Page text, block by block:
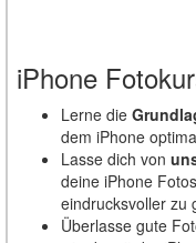
iPhone
Lerne die
dem iPhone
Lasse dich von
deine iPhone
eindrucksvoller zu
Überlasse gute